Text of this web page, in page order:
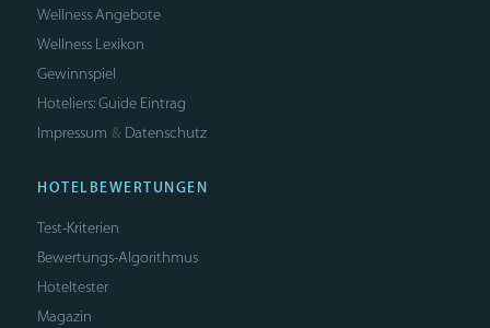
Wellness Angebote
Wellness Lexikon
Gewinnspiel
Hoteliers: Guide Eintrag
Impressum & Datenschutz
HOTELBEWERTUNGEN
Test-Kriterien
Bewertungs-Algorithmus
Hoteltester
Magazin